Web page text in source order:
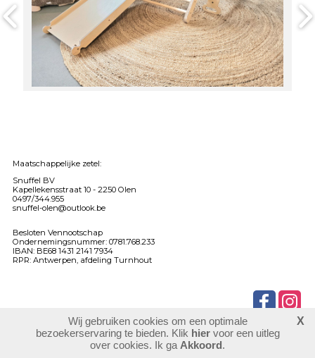
Maatschappelijke zetel:
Snuffel BV
Kapellekensstraat 10 - 2250 Olen
0497/344.955
snuffel-olen@outlook.be
Besloten Vennootschap
Ondernemingsnummer: 0781.768.233
IBAN: BE68 1431 2141 7934
RPR: Antwerpen, afdeling Turnhout
904049 bezoekers
login
Wij gebruiken cookies om een optimale
bezoekerservaring te bieden. Klik hiervoor een uitleg
over cookies. Ik ga Akkoord.
X